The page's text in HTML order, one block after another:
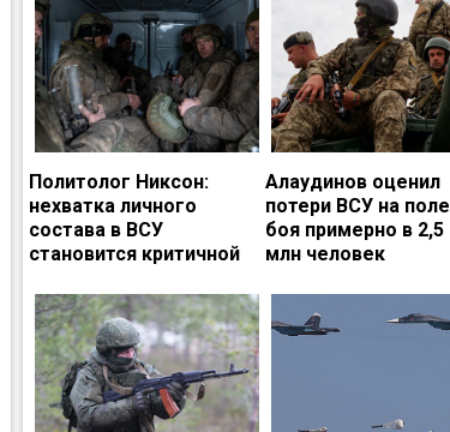
Политолог Никсон:
нехватка личного
состава в ВСУ
становится критичной
Алаудинов оценил
потери ВСУ на поле
боя примерно в 2,5
млн человек